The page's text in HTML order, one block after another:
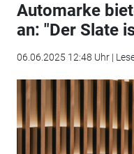
Automarke
an: "Der Slate
06.06.2025 12:48 Uhr |